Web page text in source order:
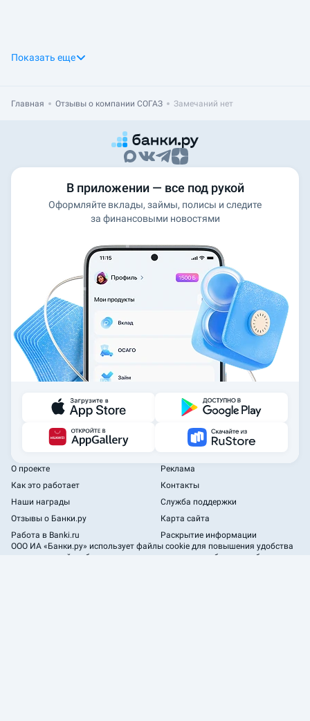
Показать еще
Главная Отзывы о компании СОГАЗ Замечаний нет
В приложении — все под рукой
Оформляйте вклады, займы, полисы и следите
за финансовыми новостями
О проекте
Как это работает
Наши награды
Отзывы о Банки.ру
Работа в Banki.ru
Реклама
Контакты
Служба поддержки
Карта сайта
Раскрытие информации
ООО ИА «Банки.ру» использует файлы cookie для повышения удобства
пользователей и обеспечения должного уровня работоспособности